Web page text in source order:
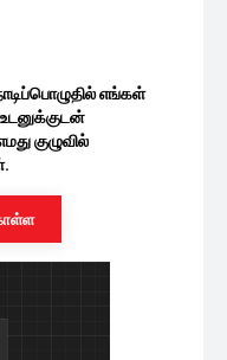
எங்கள்
குழுவில்